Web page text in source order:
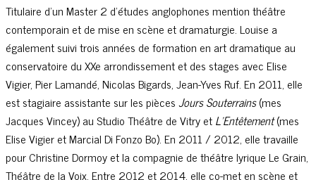
Titulaire d’un Master 2 d’études anglophones mention théâtre
contemporain et de mise en scène et dramaturgie. Louise a
également suivi trois années de formation en art dramatique au
conservatoire du XXe arrondissement et des stages avec Elise
Vigier, Pier Lamandé, Nicolas Bigards, Jean-Yves Ruf. En 2011, elle
est stagiaire assistante sur les piècesJours Souterrains(mes
Jacques Vincey) au Studio Théâtre de Vitry etL’Entêtement(mes
Elise Vigier et Marcial Di Fonzo Bo). En 2011 / 2012, elle travaille
pour Christine Dormoy et la compagnie de théâtre lyrique Le Grain,
Théâtre de la Voix. Entre 2012 et 2014, elle co-met en scène et